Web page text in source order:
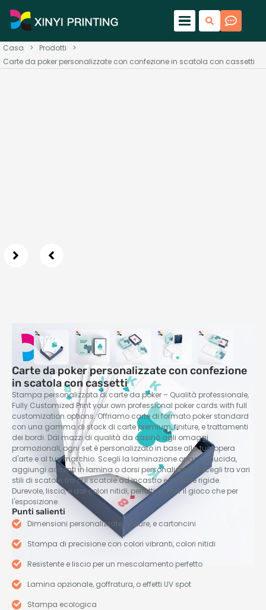
Casa > Prodotti
>
Carte da poker personalizzate con confezione in scatola con cassetti
Carte da poker personalizzate con confezione
in scatola con cassetti
Stampa personalizzata di carte da poker – Qualità professionale,
Fully Customized Print your own professional poker cards with full
customization options. Offriamo carte di formato poker standard
con una gamma di stock di carte premium, finiture, e trattamenti
dei bordi. Dai mazzi di qualità da casinò agli omaggi
promozionali, ogni set è personalizzato in base alla tua opera
d'arte e al tuo marchio. Scegli la laminazione opaca o lucida,
aggiungi accenti in lamina o dorsi personalizzati, e scegli tra vari
stili di scatole, tra cui scatole ad incastro e scatole rigide.
Durevole, liscio, e dai colori nitidi, perfetti sia per il gioco che per
l'esposizione.
Punti salienti
Dimensioni personalizzate, finiture, e cartoncini
Stampa di precisione con colori vibranti, colori nitidi
Resistente e liscio per un mescolamento perfetto
Lamina opzionale, goffratura, o effetti UV spot
Stampa ecologica